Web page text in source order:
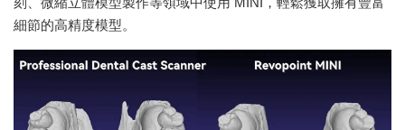
細節的高精度模型。